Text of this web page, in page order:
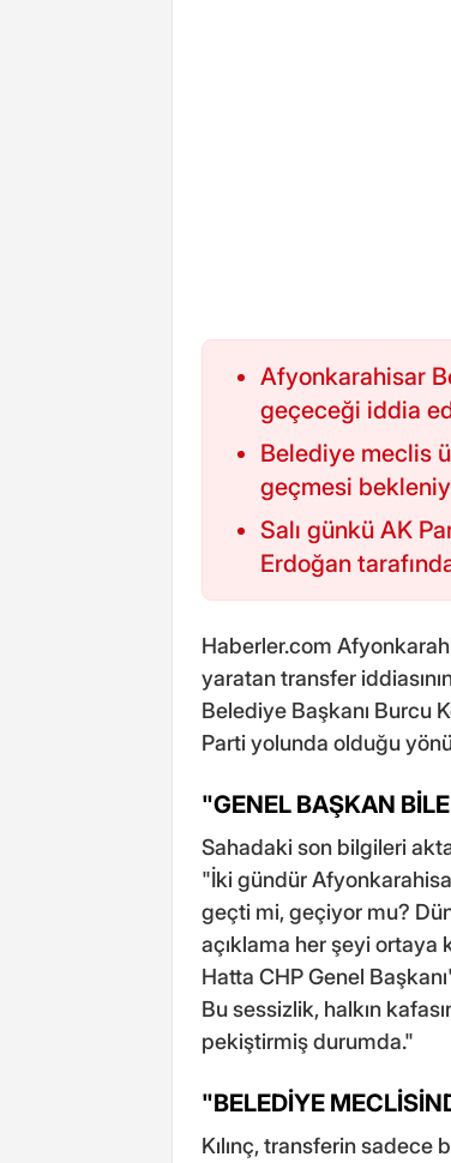
Afyonkarahisar
geçeceği iddia
Belediye meclis
geçmesi
Salı günkü AK
Erdoğan
Haberler.com
yaratan transfer
Belediye Başkanı Burcu
Parti yolunda olduğu
"GENEL BAŞKAN
Sahadaki son bilgileri
"İki gündür
geçti mi, geçiyor mu?
açıklama her şeyi ortaya
Hatta CHP Genel
Bu sessizlik, halkın
pekiştirmiş durumda."
"BELEDİYE
Kılınç, transferin sadece